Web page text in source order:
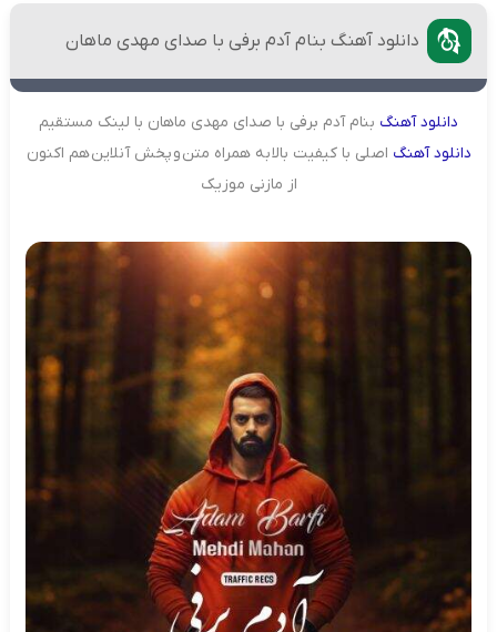
دانلود آهنگ بنام آدم برفی با صدای مهدی ماهان
دانلودآهنگ بنام آدم برفی با صدای مهدی ماهان با لینک مستقیم
دانلودآهنگ اصلی با کیفیت بالا به همراه متن و پخش آنلاین هم اکنون
از مازنی موزیک